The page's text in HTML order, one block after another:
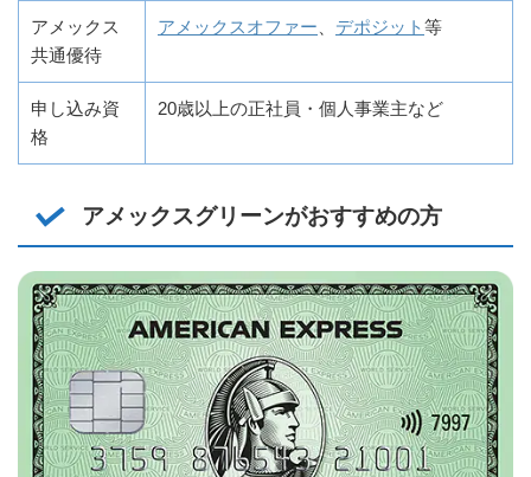
アメックス
共通優待
アメックスオファー デポジット等
申し込み資
格
20歳以上の正社員・個人事業主など
アメックスグリーンがおすすめの方